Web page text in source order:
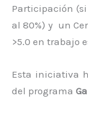
Participación
al 80%) y un
>5.0 en trabajo
Esta iniciativa
del programa